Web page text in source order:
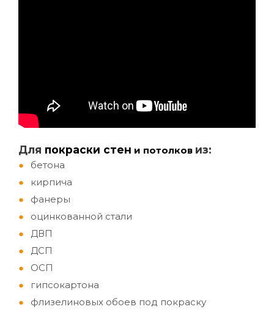
Для покраски стен и потолков из:
бетона
кирпича
фанеры
оцинкованной стали
ДВП
ДСП
ОСП
гипсокартона
флизелиновых обоев под покраску